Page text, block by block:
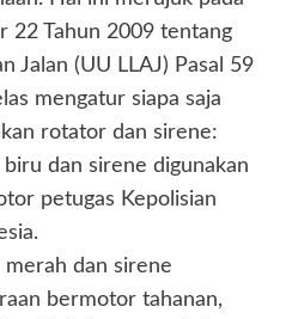
22 Tahun 2009 tentang
Jalan (UU LLAJ) Pasal 59
mengatur siapa saja
rotator dan sirene:
dan sirene digunakan
petugas Kepolisian
merah dan sirene
bermotor tahanan,